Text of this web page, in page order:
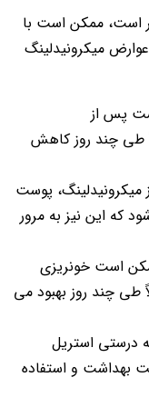
است، ممکن است با
میکرونیدلینگ
پس از
طی چند روز کاهش
پوست
این نیز به مرور
است خونریزی
طی چند روز بهبود می
درستی استریل
بهداشت و استفاده